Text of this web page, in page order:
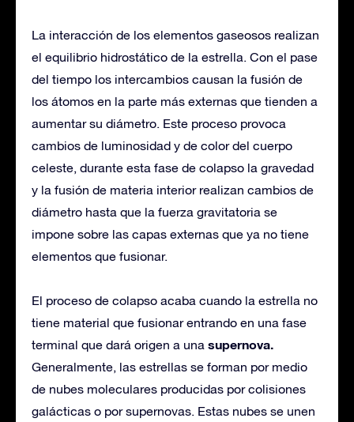
La interacción de los elementos gaseosos realizan
el equilibrio hidrostático de la estrella. Con el pase
del tiempo los intercambios causan la fusión de
los átomos en la parte más externas que tienden a
aumentar su diámetro. Este proceso provoca
cambios de luminosidad y de color del cuerpo
celeste, durante esta fase de colapso la gravedad
y la fusión de materia interior realizan cambios de
diámetro hasta que la fuerza gravitatoria se
impone sobre las capas externas que ya no tiene
elementos que fusionar.
El proceso de colapso acaba cuando la estrella no
tiene material que fusionar entrando en una fase
terminal que dará origen a una supernova.
Generalmente, las estrellas se forman por medio
de nubes moleculares producidas por colisiones
galácticas o por supernovas. Estas nubes se unen